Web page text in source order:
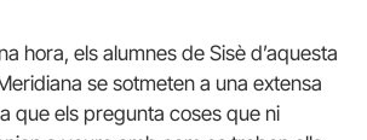
hora, els alumnes de Sisè d’aquesta
se sotmeten a una extensa
que els pregunta coses que ni